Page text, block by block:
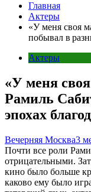
Главная
Актеры
«У меня своя
побывал в
Актеры
«У меня
Рамиль
эпохах
Вечерняя Москва3
Почти все роли
отрицательными.
кино было больше
каково ему было